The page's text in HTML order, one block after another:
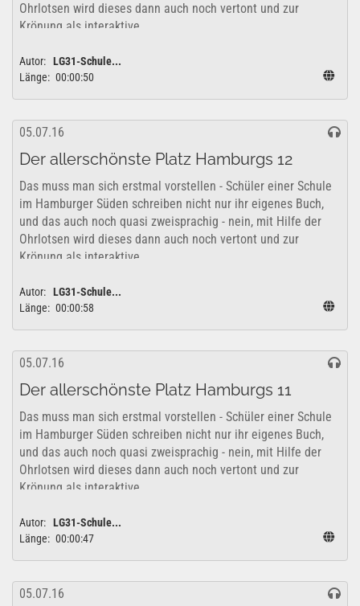
Ohrlotsen wird dieses dann auch noch vertont und zur
Krönung als interaktive...
Autor: LG31-Schule...
Länge: 00:00:50
05.07.16
Der allerschönste Platz Hamburgs 12
Das muss man sich erstmal vorstellen - Schüler einer Schule
im Hamburger Süden schreiben nicht nur ihr eigenes Buch,
und das auch noch quasi zweisprachig - nein, mit Hilfe der
Ohrlotsen wird dieses dann auch noch vertont und zur
Krönung als interaktive...
Autor: LG31-Schule...
Länge: 00:00:58
05.07.16
Der allerschönste Platz Hamburgs 11
Das muss man sich erstmal vorstellen - Schüler einer Schule
im Hamburger Süden schreiben nicht nur ihr eigenes Buch,
und das auch noch quasi zweisprachig - nein, mit Hilfe der
Ohrlotsen wird dieses dann auch noch vertont und zur
Krönung als interaktive...
Autor: LG31-Schule...
Länge: 00:00:47
05.07.16